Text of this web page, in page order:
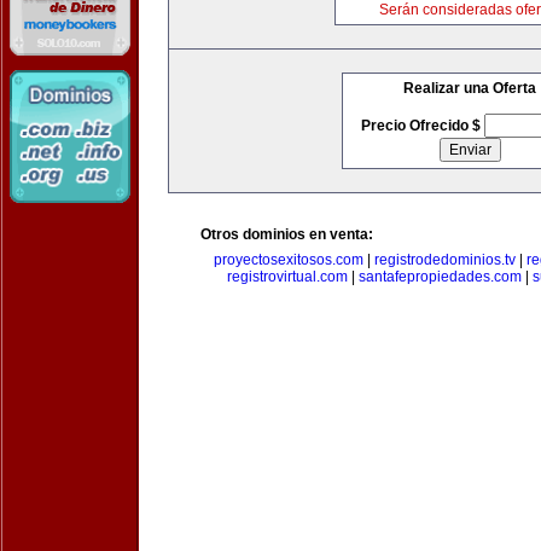
Serán consideradas
Realizar una Oferta
Precio Ofrecido $
Otros dominios en venta:
proyectosexitosos.com
registrodedominios.tv
registrovirtual.com
santafepropiedades.com